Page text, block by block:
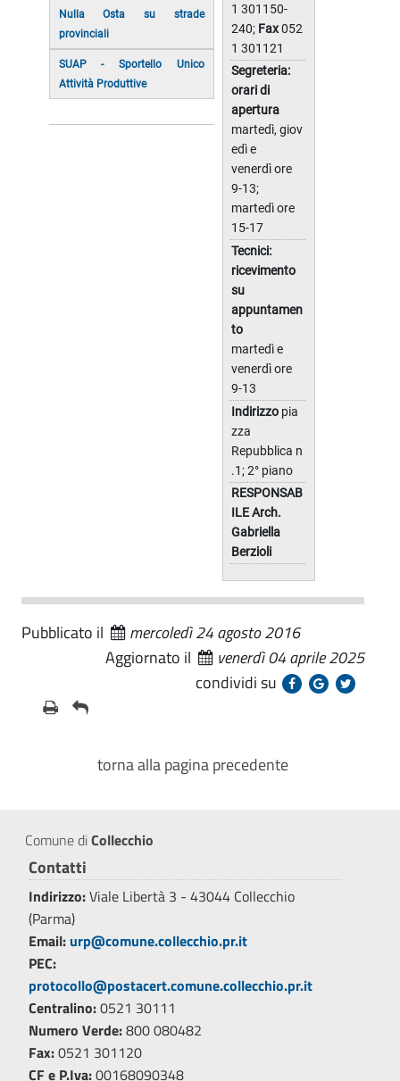
Nulla Osta su strade
provinciali
SUAP - Sportello Unico
Attività Produttive
1 301150-
240; Fax052
1 301121
Segreteria:
orari di
apertura
martedì, giov
edì e
venerdì ore
9-13;
martedì ore
15-17
Tecnici:
ricevimento
su
appuntamen
to
martedì e
venerdì ore
9-13
Indirizzopia
zza
Repubblica n
.1; 2° piano
RESPONSAB
ILE Arch.
Gabriella
Berzioli
Pubblicato il
mercoledì 24 agosto 2016
Aggiornato il
venerdì 04 aprile 2025
condividi su
torna alla pagina precedente
Comune diCollecchio
Contatti
Indirizzo:Viale Libertà 3 - 43044 Collecchio
(Parma)
Email: urp@comune.collecchio.pr.it
PEC:
protocollo@postacert.comune.collecchio.pr.it
Centralino:0521 30111
Numero Verde:800 080482
Fax:0521 301120
CF e P.Iva:00168090348